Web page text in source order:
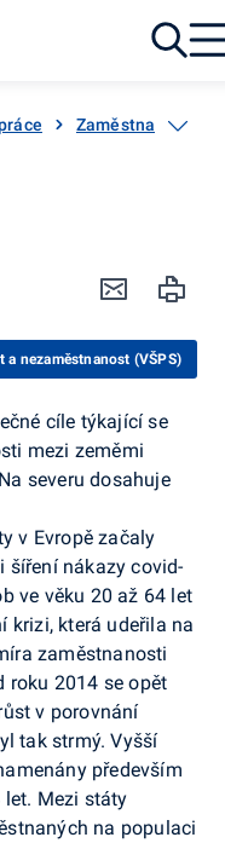
Zaměstnanost a
a nezaměstnanost (VŠPS)
cíle týkající se
mezi zeměmi
severu dosahuje
v Evropě začaly
šíření nákazy covid-
ve věku 20 až 64 let
krizi, která udeřila na
zaměstnanosti
roku 2014 se opět
v porovnání
tak strmý. Vyšší
především
let. Mezi státy
na populaci